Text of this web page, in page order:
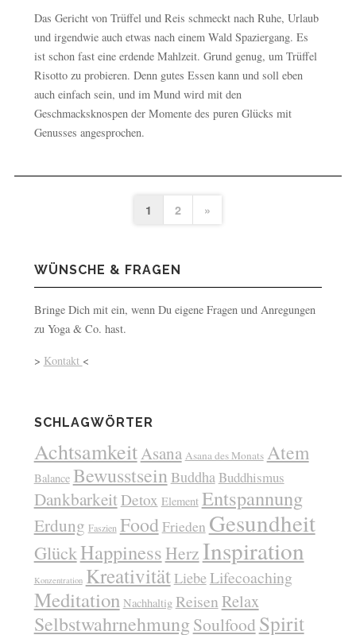
Das Gericht von Trüffel und Reis schmeckt nach Ruhe, Urlaub
und irgendwie auch etwas nach einem Wald Spaziergang. Es
ist schon fast eine erdende Mahlzeit. Grund genug, um Trüffel
Risotto zu probieren. Denn gutes Essen kann und soll eben
auch einfach sein, und im Mund wird mit den
Geschmacksknospen der Momente des puren Glücks mit
Genusses angesprochen.
1 2 »
WÜNSCHE & FRAGEN
Bringe Dich mit ein, wenn Du eigene Fragen und Anregungen
zu Yoga & Co. hast.
> Kontakt <
SCHLAGWÖRTER
AchtsamkeitAsana Asana des Monats Atem
Balance Bewusstsein Buddha Buddhismus
DankbarkeitDetox Element Entspannung
Erdung Faszien Food Frieden Gesundheit
GlückHappiness Herz Inspiration
Konzentration KreativitätLiebeLifecoaching
Meditation Nachhaltig ReisenRelax
SelbstwahrnehmungSoulfood Spirit